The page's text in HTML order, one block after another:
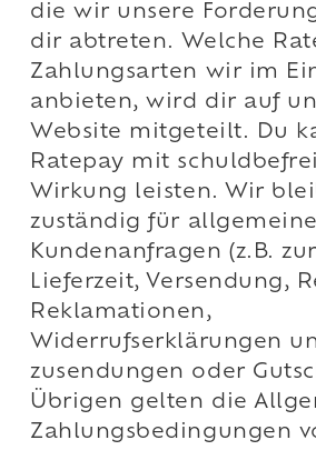
die wir unsere
dir abtreten. Welche
Zahlungsarten wir im
anbieten, wird dir auf
Website mitgeteilt. Du
Ratepay mit
Wirkung leisten. Wir
zuständig für allgemeine
Kundenanfragen (z.B.
Lieferzeit, Versendung,
Reklamationen,
Widerrufserklärungen
zusendungen oder
Übrigen gelten die
Zahlungsbedingungen